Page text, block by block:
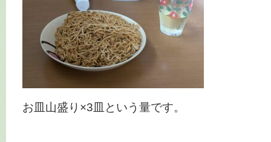
お皿山盛り×3皿という量です。